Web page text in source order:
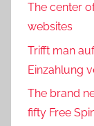
The center
websites
Trifft man
Einzahlung
The brand
fifty Free